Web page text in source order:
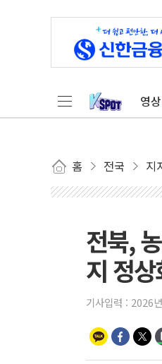
영상
홈 전국 지
전북,
지 정
기사입력 : 2026